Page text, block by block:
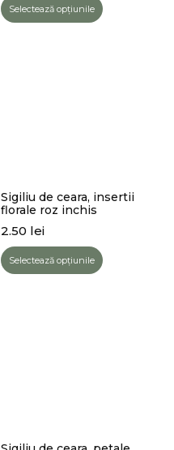
Selectează opțiunile
Sigiliu de ceara, insertii
florale roz inchis
2.50 lei
Selectează opțiunile